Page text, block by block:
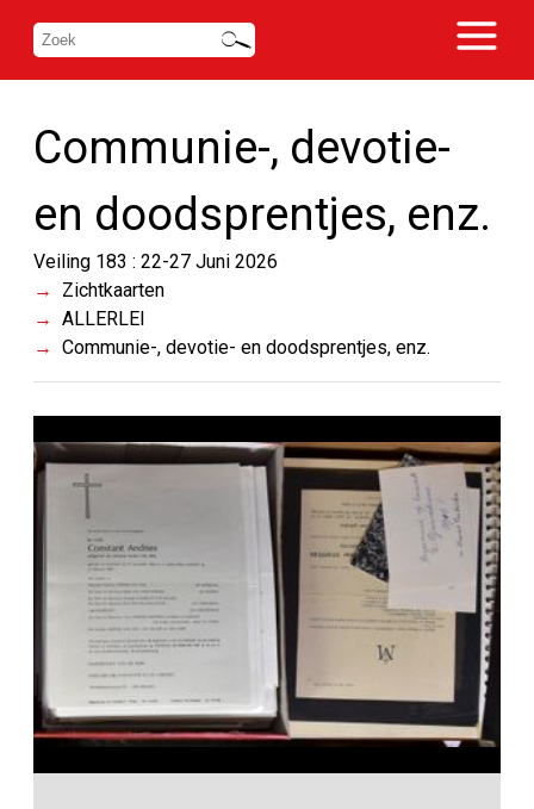
Communie-, devotie-
en doodsprentjes, enz.
Veiling 183 : 22-27 Juni 2026
Zichtkaarten
ALLERLEI
Communie-, devotie- en doodsprentjes, enz.